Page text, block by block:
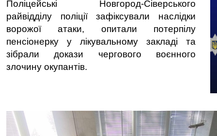
Поліцейські Новгород-Сіверського
райвідділу поліції зафіксували наслідки
ворожої атаки, опитали потерпілу
пенсіонерку у лікувальному закладі та
зібрали докази чергового воєнного
злочину окупантів.